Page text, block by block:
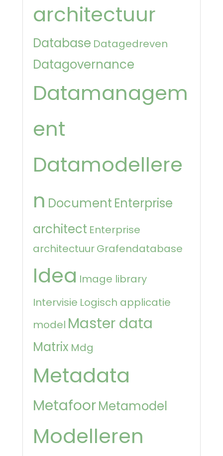
architectuur
Database Datagedreven
Datagovernance
Datamanagem
ent
Datamodellere
n Document Enterprise
architect Enterprise
architectuurGrafendatabase
Idea Image library
Intervisie Logisch applicatie
model Master data
Matrix Mdg
Metadata
MetafoorMetamodel
Modelleren